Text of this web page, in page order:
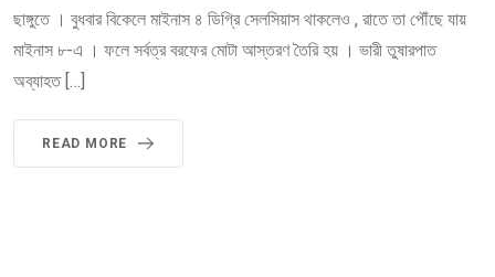
ছাঙ্গুতে । বুধবার বিকেলে মাইনাস ৪ ডিগ্রি সেলসিয়াস থাকলেও , রাতে তা পৌঁছে যায়
মাইনাস ৮-এ । ফলে সর্বত্র বরফের মোটা আস্তরণ তৈরি হয় । ভারী তুষারপাত
অব্যাহত […]
READ MORE